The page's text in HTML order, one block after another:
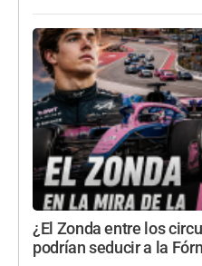
¿El Zonda entre los
podrían seducir a la